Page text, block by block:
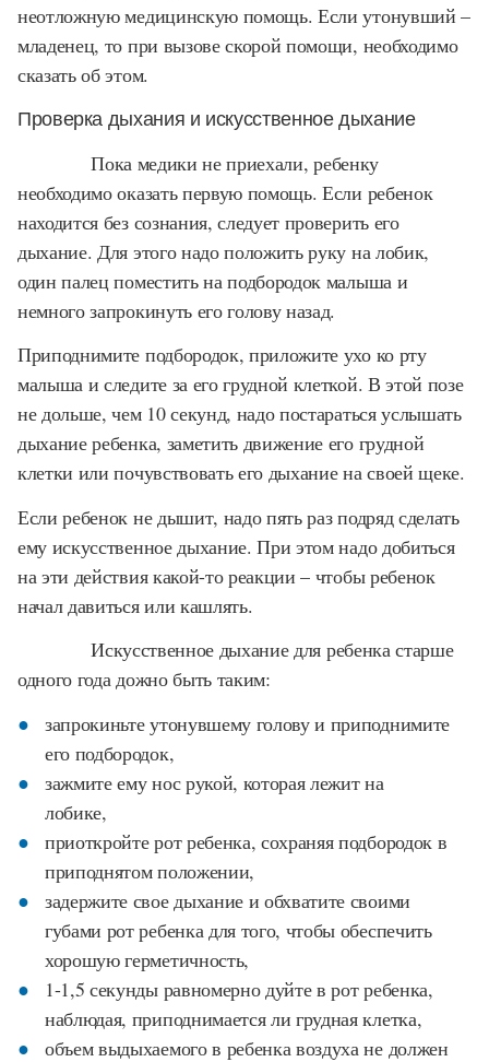
неотложную медицинскую помощь. Если утонувший –
младенец, то при вызове скорой помощи, необходимо
сказать об этом.
Проверка дыхания и искусственное дыхание
Пока медики не приехали, ребенку
необходимо оказать первую помощь. Если ребенок
находится без сознания, следует проверить его
дыхание. Для этого надо положить руку на лобик,
один палец поместить на подбородок малыша и
немного запрокинуть его голову назад.
Приподнимите подбородок, приложите ухо ко рту
малыша и следите за его грудной клеткой. В этой позе
не дольше, чем 10 секунд, надо постараться услышать
дыхание ребенка, заметить движение его грудной
клетки или почувствовать его дыхание на своей щеке.
Если ребенок не дышит, надо пять раз подряд сделать
ему искусственное дыхание. При этом надо добиться
на эти действия какой-то реакции – чтобы ребенок
начал давиться или кашлять.
Искусственное дыхание для ребенка старше
одного года дожно быть таким:
запрокиньте утонувшему голову и приподнимите
его подбородок,
зажмите ему нос рукой, которая лежит на
лобике,
приоткройте рот ребенка, сохраняя подбородок в
приподнятом положении,
задержите свое дыхание и обхватите своими
губами рот ребенка для того, чтобы обеспечить
хорошую герметичность,
1-1,5 секунды равномерно дуйте в рот ребенка,
наблюдая, приподнимается ли грудная клетка,
объем выдыхаемого в ребенка воздуха не должен